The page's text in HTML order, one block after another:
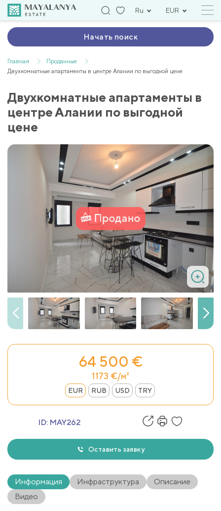
Ru EUR
Начать поиск
Главная
Проданные
Двухкомнатные апартаменты в центре Алании по выгодной цене
Двухкомнатные апартаменты в
центре Алании по выгодной
цене
Продано
64 500 €
1173 €/м²
EUR RUB USD TRY
ID: MAY262
Оставить заявку
Информация Инфраструктура
Описание
Видео